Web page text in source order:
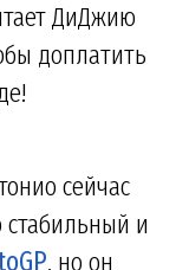
ДиДжию
доплатить
сейчас
и
, но он